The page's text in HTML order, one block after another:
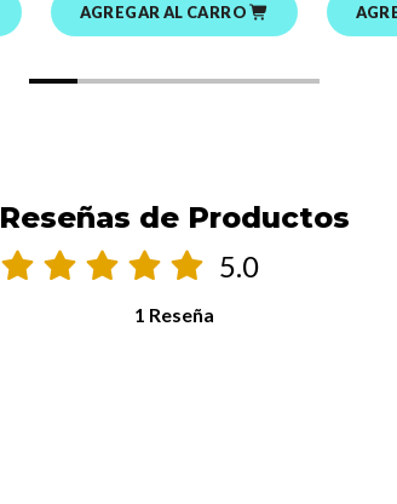
AGREGAR AL CARRO
Reseñas de Productos
5.0
1 Reseña